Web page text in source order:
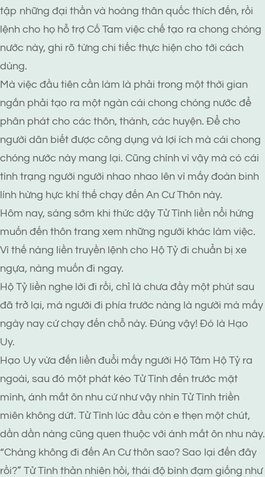
tập những đại thần và hoàng thân quốc thích đến, rồi
lệnh cho họ hỗ trợ Cố Tam việc chế tạo ra chong chóng
nước này, ghi rõ từng chi tiếc thực hiện cho tới cách
dùng.
Mà việc đầu tiên cần làm là phải trong một thời gian
ngắn phải tạo ra một ngàn cái chong chóng nước để
phân phát cho các thôn, thành, các huyện. Để cho
người dân biết được công dụng và lợi ích mà cái chong
chóng nước này mang lại. Cũng chính vì vậy mà có cái
tình trạng người người nhao nhao lên vì mấy đoàn binh
lính hừng hực khí thế chạy đến An Cư Thôn này.
Hôm nay, sáng sớm khi thức dậy Tử Tình liền nổi hứng
muốn đến thôn trang xem những người khác làm việc.
Vì thế nàng liền truyền lệnh cho Hộ Tỷ đi chuẩn bị xe
ngựa, nàng muốn đi ngay.
Hộ Tỷ liền nghe lời đi rồi, chỉ là chưa đầy một phút sau
đã trở lại, mà người đi phía trước nàng là người mà mấy
ngày nay cứ chạy đến chỗ này. Đúng vậy! Đó là Hạo
Uy.
Hạo Uy vừa đến liền đuổi mấy người Hộ Tâm Hộ Tỷ ra
ngoài, sau đó một phát kéo Tử Tình đến trước mặt
mình, ánh mắt ôn nhu cứ như vậy nhìn Tử Tình triền
miên không dứt. Tử Tình lúc đầu còn e thẹn một chút,
dần dần nàng cũng quen thuộc với ánh mắt ôn nhu này.
“Chàng không đi đến An Cư thôn sao? Sao lại đến đây
rồi?” Tử Tình thản nhiên hỏi, thái độ bình đạm giống như